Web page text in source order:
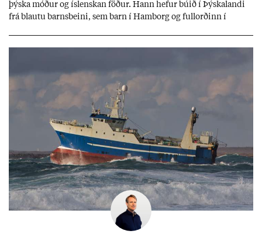
þýska móð­ur og ís­lensk­an föð­ur. Hann hef­ur bú­ið í Þýskalandi
frá blautu barns­beini, sem barn í Ham­borg og full­orð­inn í